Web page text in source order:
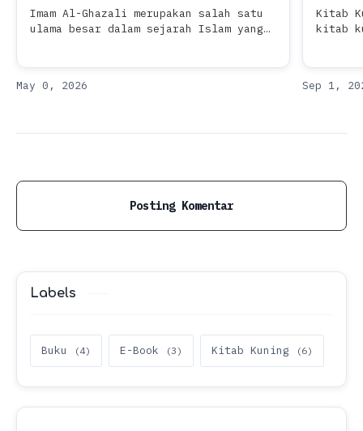
Imam Al-Ghazali merupakan salah satu
ulama besar dalam sejarah Islam yang
Kitab Kuning
kitab
Posting Komentar
Labels
Buku E-Book Kitab Kuning